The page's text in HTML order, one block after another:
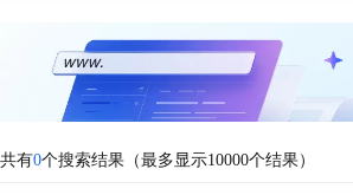
共有0个搜索结果（最多显示10000个结果）